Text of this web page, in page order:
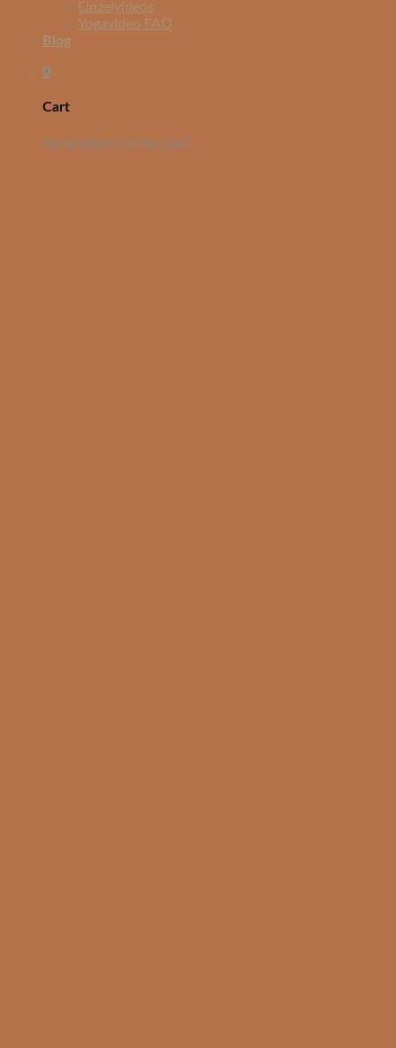
Einzelvideos
Yogavideo FAQ
Blog
0
Cart
No products in the cart.